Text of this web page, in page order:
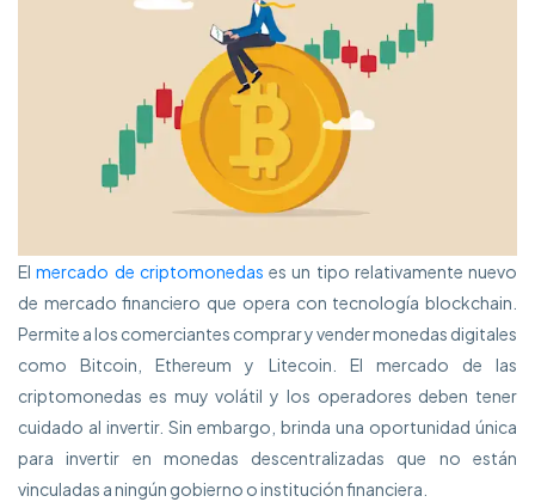
Elmercado de criptomonedas es un tipo relativamente nuevo
de mercado financiero que opera con tecnología blockchain.
Permite a los comerciantes comprar y vender monedas digitales
como Bitcoin, Ethereum y Litecoin. El mercado de las
criptomonedas es muy volátil y los operadores deben tener
cuidado al invertir. Sin embargo, brinda una oportunidad única
para invertir en monedas descentralizadas que no están
vinculadas a ningún gobierno o institución financiera.